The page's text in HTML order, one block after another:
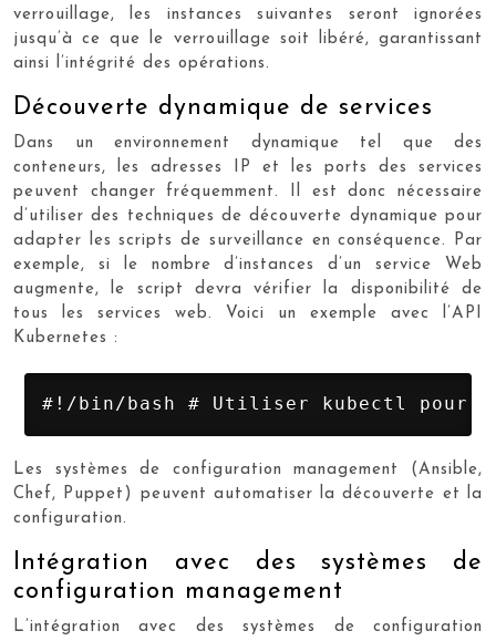
verrouillage, les instances suivantes seront ignorées
jusqu’à ce que le verrouillage soit libéré, garantissant
ainsi l’intégrité des opérations.
Découverte dynamique de services
Dans un environnement dynamique tel que des
conteneurs, les adresses IP et les ports des services
peuvent changer fréquemment. Il est donc nécessaire
d’utiliser des techniques de découverte dynamique pour
adapter les scripts de surveillance en conséquence. Par
exemple, si le nombre d’instances d’un service Web
augmente, le script devra vérifier la disponibilité de
tous les services web. Voici un exemple avec l’API
Kubernetes :
#!/bin/bash # Utiliser kubectl pour
Les systèmes de configuration management (Ansible,
Chef, Puppet) peuvent automatiser la découverte et la
configuration.
Intégration avec des systèmes de
configuration management
L’intégration avec des systèmes de configuration